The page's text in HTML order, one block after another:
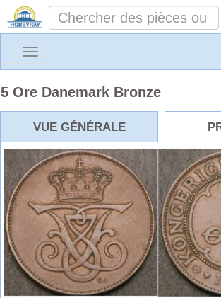
Toggle
5 Ore Danemark Bronze
VUE GÉNÉRALE